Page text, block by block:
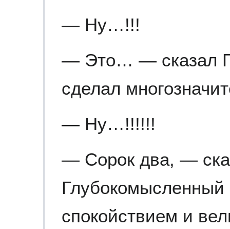
— Ну…!!!
— Это… — сказал
сделал
— Ну…!!!!!!
— Сорок два, —
спокойствием и